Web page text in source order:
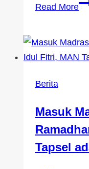
Read More
Berita
Masuk
Tapsel